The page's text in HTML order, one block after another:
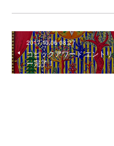
2017.10.06 08:27
コピックアワード エントリ
ー完了！